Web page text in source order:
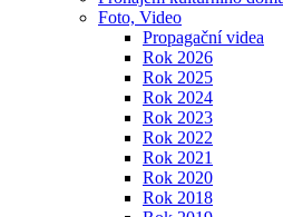
Foto, Video
Propagační videa
Rok 2026
Rok 2025
Rok 2024
Rok 2023
Rok 2022
Rok 2021
Rok 2020
Rok 2018